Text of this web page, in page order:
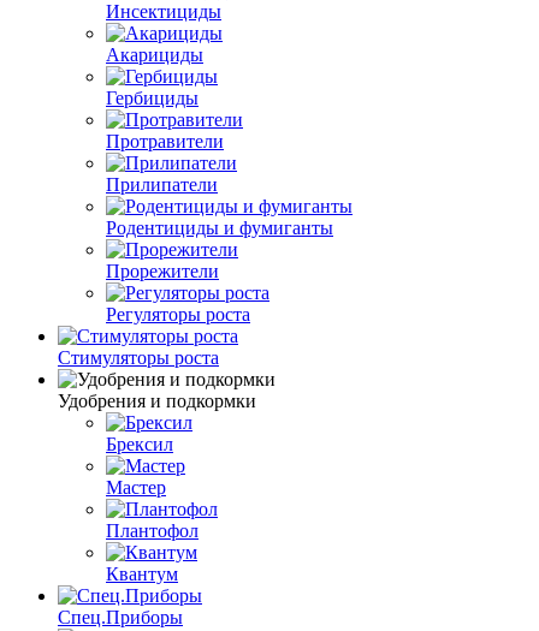
Инсектициды
Акарициды
Гербициды
Протравители
Прилипатели
Родентициды и фумиганты
Прорежители
Регуляторы роста
Стимуляторы роста
Удобрения и подкормки
Брексил
Мастер
Плантофол
Квантум
Спец.Приборы